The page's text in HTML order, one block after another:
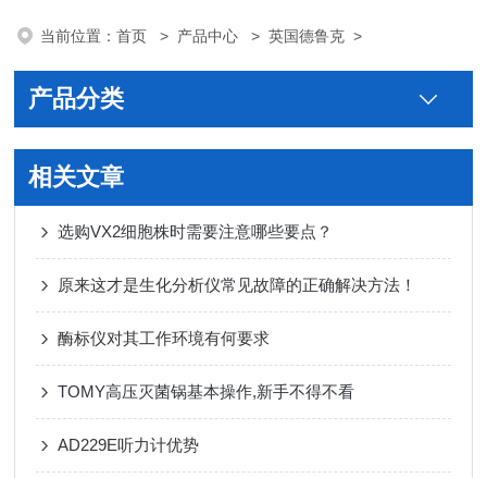
当前位置：首页 > 产品中心 >英国德鲁克 >
产品分类
相关文章
选购VX2细胞株时需要注意哪些要点？
原来这才是生化分析仪常见故障的正确解决方法！
酶标仪对其工作环境有何要求
TOMY高压灭菌锅基本操作,新手不得不看
AD229E听力计优势